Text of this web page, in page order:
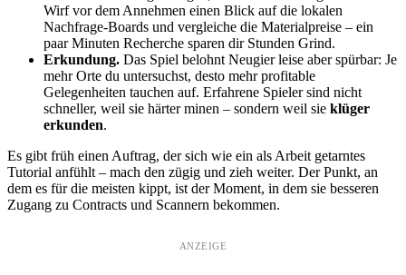
Wirf vor dem Annehmen einen Blick auf die lokalen
Nachfrage-Boards und vergleiche die Materialpreise – ein
paar Minuten Recherche sparen dir Stunden Grind.
Erkundung. Das Spiel belohnt Neugier leise aber spürbar: Je
mehr Orte du untersuchst, desto mehr profitable
Gelegenheiten tauchen auf. Erfahrene Spieler sind nicht
schneller, weil sie härter minen – sondern weil sie klüger
erkunden.
Es gibt früh einen Auftrag, der sich wie ein als Arbeit getarntes
Tutorial anfühlt – mach den zügig und zieh weiter. Der Punkt, an
dem es für die meisten kippt, ist der Moment, in dem sie besseren
Zugang zu Contracts und Scannern bekommen.
ANZEIGE